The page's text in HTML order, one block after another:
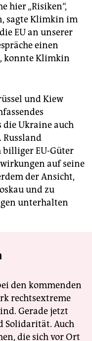
hier „Risiken“,
sagte Klimkin im
EU an unserer
einen
konnte Klimkin
und Kiew
die Ukraine auch
billiger EU-Güter
auf seine
der Ansicht,
und zu
unterhalten
den kommenden
rechtsextreme
Gerade jetzt
Solidarität. Auch
die sich vor Ort